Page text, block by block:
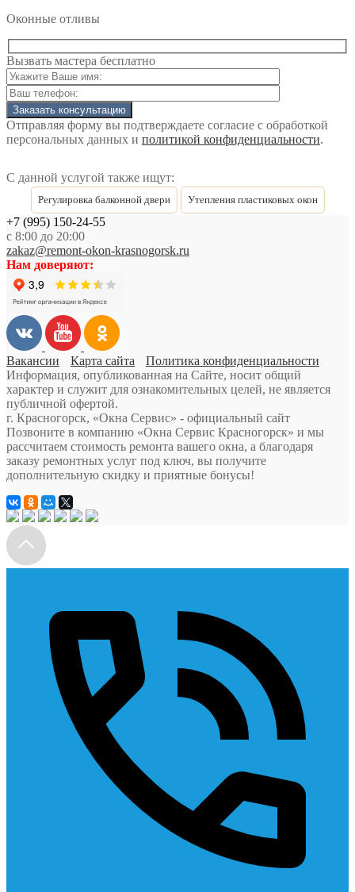
Оконные отливы
Вызвать мастера бесплатно
Отправляя форму вы подтверждаете согласие с обработкой
персональных данных и политикой конфиденциальности.
С данной услугой также ищут:
Регулировка балконной двери Утепления пластиковых окон
+7 (995) 150-24-55
с 8:00 до 20:00
zakaz@remont-okon-krasnogorsk.ru
Нам доверяют:
Вакансии Карта сайта
Политика конфиденциальности
Информация, опубликованная на Сайте, носит общий
характер и служит для ознакомительных целей, не является
публичной офертой.
г. Красногорск, «Окна Сервис» - официальный сайт
Позвоните в компанию «Окна Сервис Красногорск» и мы
рассчитаем стоимость ремонта вашего окна, а благодаря
заказу ремонтных услуг под ключ, вы получите
дополнительную скидку и приятные бонусы!